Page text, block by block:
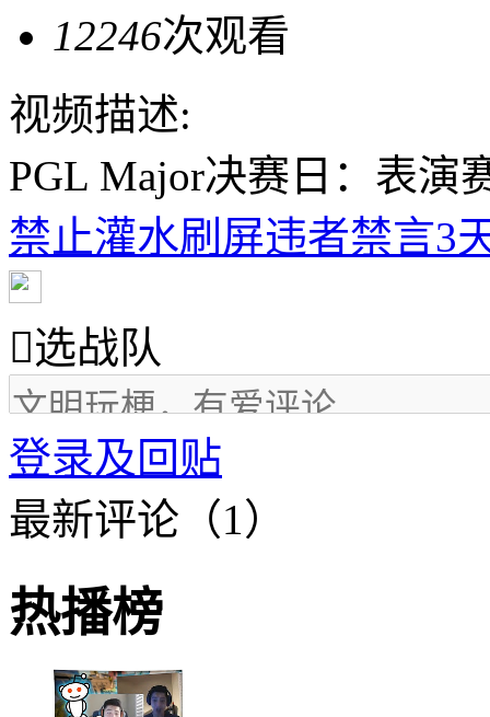
12246次观看
视频描述:
PGL Major决赛日：表演
禁止灌水刷屏违者禁言3
选战队
登录及回贴
最新评论（1）
热播榜